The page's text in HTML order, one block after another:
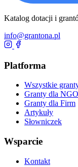
Katalog dotacji i
info@grantona.pl
Platforma
Wszystkie
Granty dla NGO
Granty dla Firm
Artykuły
Słowniczek
Wsparcie
Kontakt